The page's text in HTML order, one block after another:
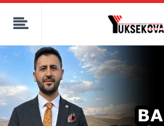
kaçak bahis
deneme bonusu
canlı bahis siteleri
deneme bonusu veren siteler
bahis siteleri
porno izle